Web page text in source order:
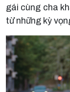
gái cùng cha
từ những kỳ